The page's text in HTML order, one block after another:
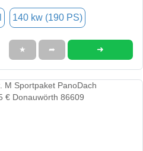
140 kw (190 PS)
★ ➦ ➜